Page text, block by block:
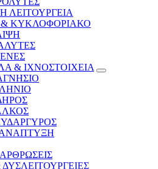
ΛΕΙΤΟΥΡΓΕΙΑ
& ΚΥΚΛΟΦΟΡΙΑΚΟ
& ΙΧΝΟΣΤΟΙΧΕΙΑ